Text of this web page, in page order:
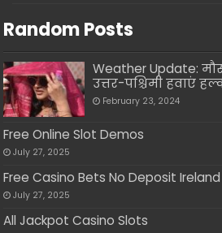
Random Posts
Weather Update:
उत्तर-पश्चिमी हवाएं
February 23, 2024
Free Online Slot Demos
July 27, 2025
Free Casino Bets No Deposit Ireland
July 27, 2025
All Jackpot Casino Slots